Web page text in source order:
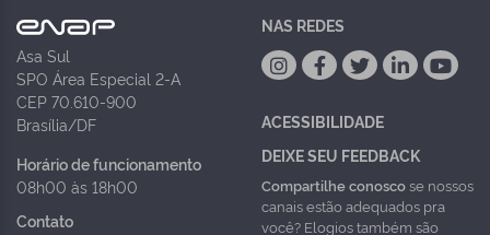
Asa Sul
SPO Área Especial 2-A
CEP 70.610-900
Brasília/DF
Horário de funcionamento
08h00 às 18h00
Contato
NAS REDES
ACESSIBILIDADE
DEIXE SEU FEEDBACK
Compartilhe conoscose nossos
canais estão adequados pra
você? Elogios também são